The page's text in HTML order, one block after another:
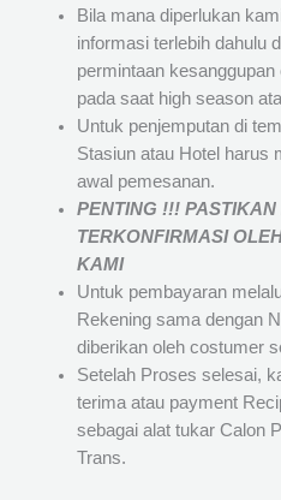
Bila mana diperlukan
informasi terlebih dahulu
permintaan
pada saat high season
Untuk penjemputan di
Stasiun atau Hotel harus
awal pemesanan.
PENTING !!!
TERKONFIRMASI
KAMI
Untuk pembayaran
Rekening sama dengan
diberikan oleh costumer
Setelah Proses selesai,
terima atau payment
sebagai alat tukar Calon
Trans.